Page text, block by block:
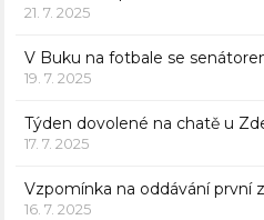
21. 7. 2025
V Buku na fotbale se
19. 7. 2025
Týden dovolené na chatě u
17. 7. 2025
Vzpomínka na oddávání první
16. 7. 2025